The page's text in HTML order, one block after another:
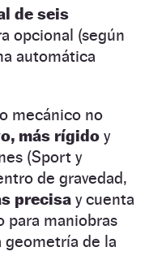
de seis
opcional (según
automática
mecánico no
más rígido y
(Sport y
de gravedad,
precisa y cuenta
para maniobras
geometría de la